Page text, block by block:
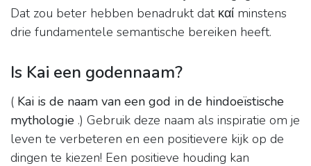
Dat zou beter hebben benadrukt dat καί minstens
drie fundamentele semantische bereiken heeft.
Is Kai een godennaam?
( Kai is de naam van een god in de hindoeïstische
mythologie .) Gebruik deze naam als inspiratie om je
leven te verbeteren en een positievere kijk op de
dingen te kiezen! Een positieve houding kan